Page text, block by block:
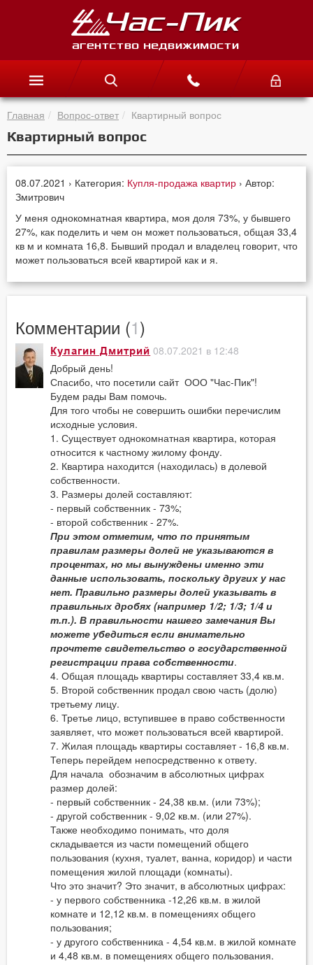
Главная Вопрос-ответ Квартирный вопрос
Квартирный вопрос
08.07.2021 › Категория: Купля-продажа квартир › Автор:
Змитрович
У меня однокомнатная квартира, моя доля 73%, у бывшего
27%, как поделить и чем он может пользоваться, общая 33,4
кв м и комната 16,8. Бывший продал и владелец говорит, что
может пользоваться всей квартирой как и я.
Комментарии (1)
Кулагин Дмитрий 08.07.2021 в 12:48
Добрый день!
Спасибо, что посетили сайт ООО "Час-Пик"!
Будем рады Вам помочь.
Для того чтобы не совершить ошибки перечислим
исходные условия.
1. Существует однокомнатная квартира, которая
относится к частному жилому фонду.
2. Квартира находится (находилась) в долевой
собственности.
3. Размеры долей составляют:
- первый собственник - 73%;
- второй собственник - 27%.
При этом отметим, что по принятым
правилам размеры долей не указываются в
процентах, но мы вынуждены именно эти
данные использовать, поскольку других у нас
нет. Правильно размеры долей указывать в
правильных дробях (например 1/2; 1/3; 1/4 и
т.п.). В правильности нашего замечания Вы
можете убедиться если внимательно
прочтете свидетельство о государственной
регистрации права собственности.
4. Общая площадь квартиры составляет 33,4 кв.м.
5. Второй собственник продал свою часть (долю)
третьему лицу.
6. Третье лицо, вступившее в право собственности
заявляет, что может пользоваться всей квартирой.
7. Жилая площадь квартиры составляет - 16,8 кв.м.
Теперь перейдем непосредственно к ответу.
Для начала обозначим в абсолютных цифрах
размер долей:
- первый собственник - 24,38 кв.м. (или 73%);
- другой собственник - 9,02 кв.м. (или 27%).
Также необходимо понимать, что доля
складывается из части помещений общего
пользования (кухня, туалет, ванна, коридор) и части
помещения жилой площади (комнаты).
Что это значит? Это значит, в абсолютных цифрах:
- у первого собственника -12,26 кв.м. в жилой
комнате и 12,12 кв.м. в помещениях общего
пользования;
- у другого собственника - 4,54 кв.м. в жилой комнате
и 4,48 кв.м. в помещениях общего пользования.